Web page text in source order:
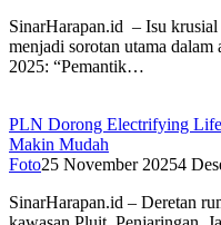
SinarHarapan.id – Isu
menjadi sorotan utama
2025: “Pemantik…
PLN Dorong Electrifying
Makin Mudah
Foto25 November 20254
SinarHarapan.id – Deretan